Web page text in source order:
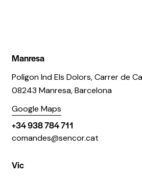
Manresa
Polígon Ind Els Dolors, Carrer de
08243 Manresa, Barcelona
Google Maps
+34 938 784 711
comandes@sencor.cat
Vic